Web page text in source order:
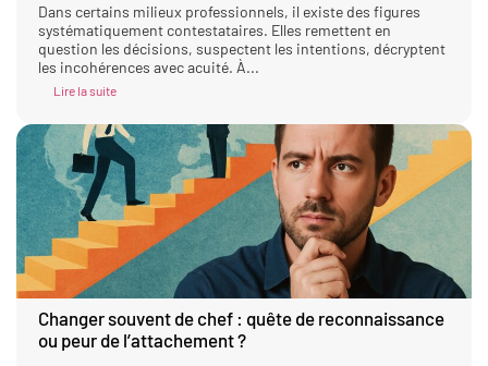
Dans certains milieux professionnels, il existe des figures
systématiquement contestataires. Elles remettent en
question les décisions, suspectent les intentions, décryptent
les incohérences avec acuité. À...
Lire la suite
Changer souvent de chef : quête de reconnaissance
ou peur de l’attachement ?